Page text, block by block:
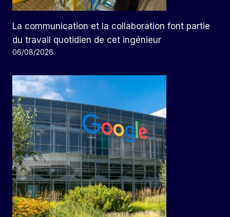
La communication et la collaboration font partie
du travail quotidien de cet ingénieur
06/08/2026